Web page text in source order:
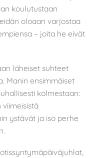
koulutustaan
oloaan varjostaa
– joita he eivät
läheiset suhteet
Manin ensimmäiset
kolmestaan:
ystävät ja iso perhe